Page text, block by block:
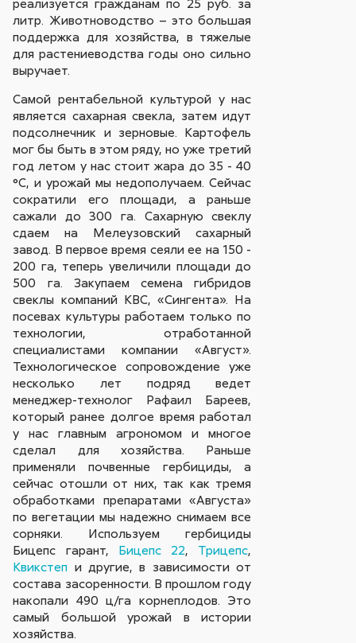
литр. Животноводство – это большая
поддержка для хозяйства, в тяжелые
для растениеводства годы оно сильно
выручает.
Самой рентабельной культурой у нас
является сахарная свекла, затем идут
подсолнечник и зерновые. Картофель
мог бы быть в этом ряду, но уже третий
год летом у нас стоит жара до 35 - 40
°С, и урожай мы недополучаем. Сейчас
сократили его площади, а раньше
сажали до 300 га. Сахарную свеклу
сдаем на Мелеузовский сахарный
завод. В первое время сеяли ее на 150 -
200 га, теперь увеличили площади до
500 га. Закупаем семена гибридов
свеклы компаний КВС, «Сингента». На
посевах культуры работаем только по
технологии, отработанной
специалистами компании «Август».
Технологическое сопровождение уже
несколько лет подряд ведет
менеджер-технолог Рафаил Бареев,
который ранее долгое время работал
у нас главным агрономом и многое
сделал для хозяйства. Раньше
применяли почвенные гербициды, а
сейчас отошли от них, так как тремя
обработками препаратами «Августа»
по вегетации мы надежно снимаем все
сорняки. Используем гербициды
Бицепс гарант, Бицепс 22, Трицепс,
Квикстеп и другие, в зависимости от
состава засоренности. В прошлом году
накопали 490 ц/га корнеплодов. Это
самый большой урожай в истории
хозяйства.